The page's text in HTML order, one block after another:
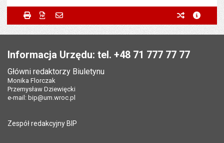
Metryczka
Odpowiedzialny za treść:
Ostatnio zaktualizował:
Data ostatniej aktualizacji:
Powiadom znajomego
Powiadom znajomego
Twój adres e-mail Pole wymagane
Tytuł e-mailaPole wymagane
*
Adres e-mail znajomego
Drukuj Zapisz do PDF poprzednie
Informacja Urzędu: tel. +48 71 777 77 77
Główni redaktorzy Biuletynu
Monika Florczak
Przemysław Dziewięcki
e-mail: bip@um.wroc.pl
Zespół redakcyjny BIP